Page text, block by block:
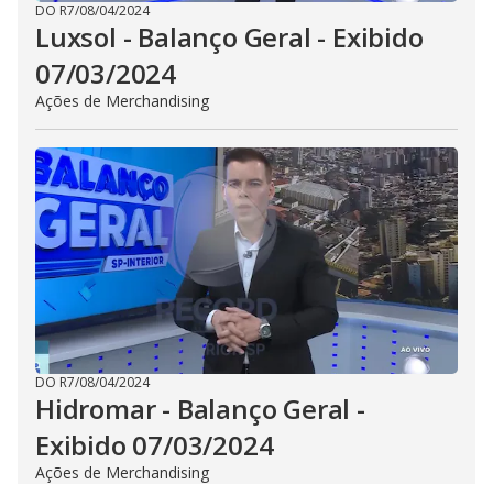
DO R7/08/04/2024
Luxsol - Balanço Geral - Exibido
07/03/2024
Ações de Merchandising
DO R7/08/04/2024
Hidromar - Balanço Geral -
Exibido 07/03/2024
Ações de Merchandising